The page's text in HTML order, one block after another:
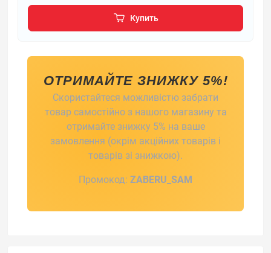
Купить
ОТРИМАЙТЕ ЗНИЖКУ 5%!
Скористайтеся можливістю забрати
товар самостійно з нашого магазину та
отримайте знижку 5% на ваше
замовлення (окрім акційних товарів і
товарів зі знижкою).
Промокод: ZABERU_SAM